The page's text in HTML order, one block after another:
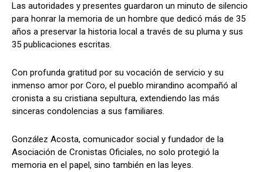
Las autoridades y presentes guardaron un minuto de silencio
para honrar la memoria de un hombre que dedicó más de 35
años a preservar la historia local a través de su pluma y sus
35 publicaciones escritas.
Con profunda gratitud por su vocación de servicio y su
inmenso amor por Coro, el pueblo mirandino acompañó al
cronista a su cristiana sepultura, extendiendo las más
sinceras condolencias a sus familiares.
González Acosta, comunicador social y fundador de la
Asociación de Cronistas Oficiales, no solo protegió la
memoria en el papel, sino también en las leyes.